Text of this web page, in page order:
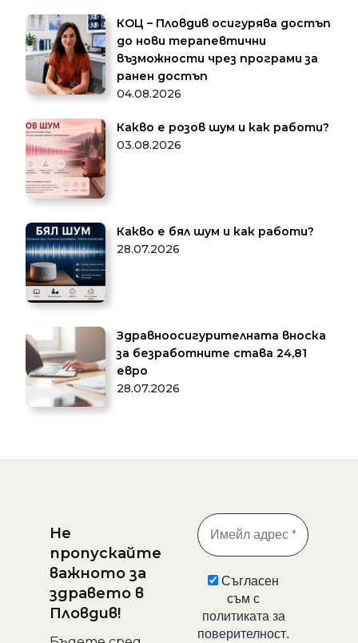
КОЦ – Пловдив осигурява достъп
до нови терапевтични
възможности чрез програми за
ранен достъп
04.08.2026
Какво е розов шум и как работи?
03.08.2026
Какво е бял шум и как работи?
28.07.2026
Здравноосигурителната вноска
за безработните става 24,81
евро
28.07.2026
Не
пропускайте
важното за
здравето в
Пловдив!
Съгласен
съм с
политиката за
поверителност.